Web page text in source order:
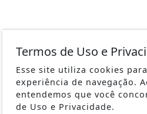
Termos de Uso e
Esse site utiliza cookies
experiência de navegação.
entendemos que você
de Uso e Privacidade.